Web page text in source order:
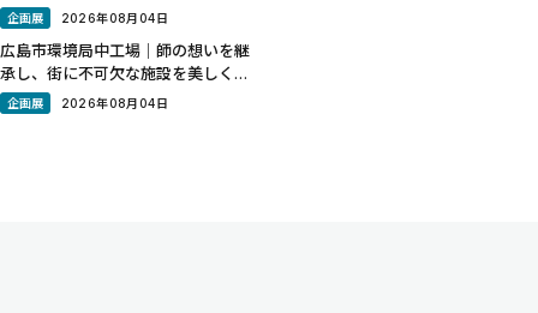
築地図30 エッセイ「海で光をあつ
める」 MAP ステートメント 「意
味」とは、人間と世界の関係の中に
立ち現れる概念です。「海」は本来
企画展 2026年08月04日
広島市環境局中工場｜師の想いを継
承し、街に不可欠な施設を美しく表
現 広島市中区南吉島の清掃工場。精
緻な美術館建築で知られる建築家、
企画展 2026年08月04日